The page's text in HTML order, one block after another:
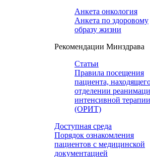
Анкета онкология
Анкета по здоровому
образу жизни
Рекомендации Минздрава
Статьи
Правила посещения
пациента,
отделении
интенсивной терапии
(ОРИТ)
Доступная среда
Порядок ознакомления
пациентов с медицинской
документацией